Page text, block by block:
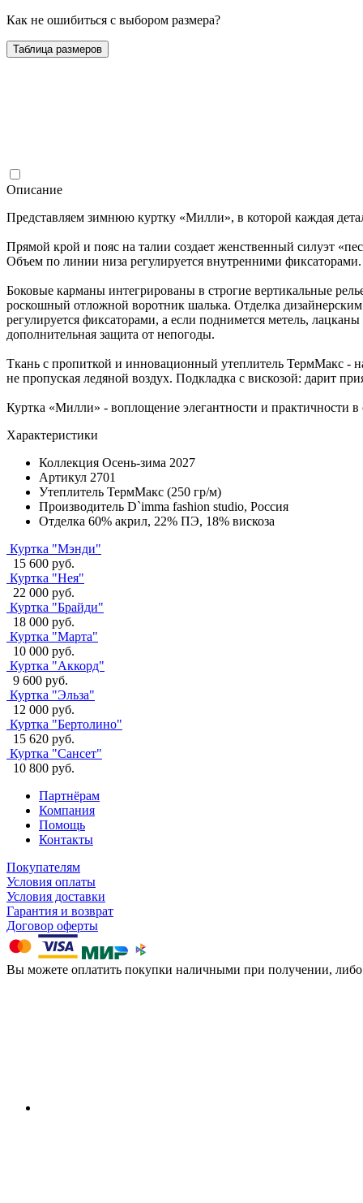
Как не ошибиться с выбором размера?
Таблица размеров
Описание
Представляем зимнюю куртку «Милли», в которой каждая
Прямой крой и пояс на талии создает женственный силуэт
Объем по линии низа регулируется внутренними фиксаторами.
Боковые карманы интегрированы в строгие вертикальные
роскошный отложной воротник шалька. Отделка
регулируется фиксаторами, а если поднимется метель,
дополнительная защита от непогоды.
Ткань с пропиткой и инновационный утеплитель ТермМакс -
не пропуская ледяной воздух. Подкладка с вискозой: дарит
Куртка «Милли» - воплощение элегантности и практичности
Характеристики
Коллекция Осень-зима 2027
Артикул 2701
Утеплитель ТермМакс (250 гр/м)
Производитель D`imma fashion studio, Россия
Отделка 60% акрил, 22% ПЭ, 18% вискоза
Куртка "Мэнди"
15 600 руб.
Куртка "Нея"
22 000 руб.
Куртка "Брайди"
18 000 руб.
Куртка "Марта"
10 000 руб.
Куртка "Аккорд"
9 600 руб.
Куртка "Эльза"
12 000 руб.
Куртка "Бертолино"
15 620 руб.
Куртка "Сансет"
10 800 руб.
Партнёрам
Компания
Помощь
Контакты
Покупателям
Условия оплаты
Условия доставки
Гарантия и возврат
Договор оферты
Вы можете оплатить покупки наличными при получении,